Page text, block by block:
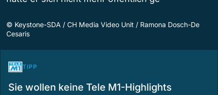
© Keystone-SDA / CH Media Video Unit / Ramona Dosch-De
Cesaris
TIPP
Sie wollen keine Tele M1-Highlights